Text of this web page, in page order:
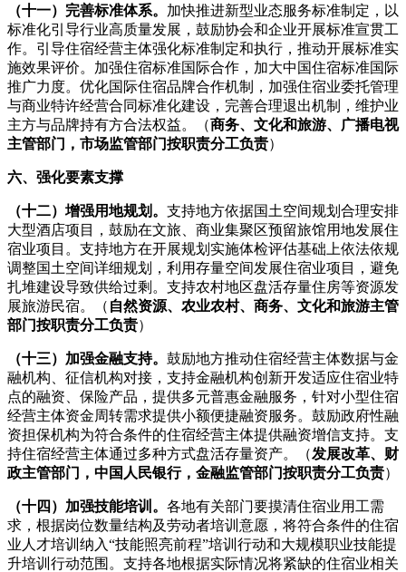
（十一）完善标准体系。 加快推进新型业态服务标准制定，以
标准化引导行业高质量发展，鼓励协会和企业开展标准宣贯工
作。引导住宿经营主体强化标准制定和执行，推动开展标准实
施效果评价。加强住宿标准国际合作，加大中国住宿标准国际
推广力度。优化国际住宿品牌合作机制，加强住宿业委托管理
与商业特许经营合同标准化建设，完善合理退出机制，维护业
主方与品牌持有方合法权益。（商务、文化和旅游、广播电视
主管部门，市场监管部门按职责分工负责）
六、强化要素支撑
（十二）增强用地规划。 支持地方依据国土空间规划合理安排
大型酒店项目，鼓励在文旅、商业集聚区预留旅馆用地发展住
宿业项目。支持地方在开展规划实施体检评估基础上依法依规
调整国土空间详细规划，利用存量空间发展住宿业项目，避免
扎堆建设导致供给过剩。支持农村地区盘活存量住房等资源发
展旅游民宿。（ 自然资源、农业农村、商务、文化和旅游主管
部门按职责分工负责）
（十三）加强金融支持。 鼓励地方推动住宿经营主体数据与金
融机构、征信机构对接，支持金融机构创新开发适应住宿业特
点的融资、保险产品，提供多元普惠金融服务，针对小型住宿
经营主体资金周转需求提供小额便捷融资服务。鼓励政府性融
资担保机构为符合条件的住宿经营主体提供融资增信支持。支
持住宿经营主体通过多种方式盘活存量资产。（发展改革、财
政主管部门，中国人民银行，金融监管部门按职责分工负责）
（十四）加强技能培训。 各地有关部门要摸清住宿业用工需
求，根据岗位数量结构及劳动者培训意愿，将符合条件的住宿
业人才培训纳入“技能照亮前程”培训行动和大规模职业技能提
升培训行动范围。支持各地根据实际情况将紧缺的住宿业相关